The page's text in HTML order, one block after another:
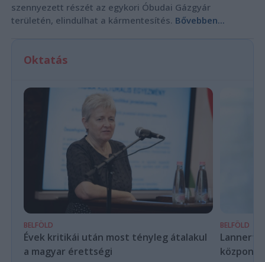
szennyezett részét az egykori Óbudai Gázgyár
területén, elindulhat a kármentesítés. Bővebben...
Oktatás
BELFÖLD
Évek kritikái után most tényleg átalakul
a magyar érettségi
BELFÖLD
Lannert